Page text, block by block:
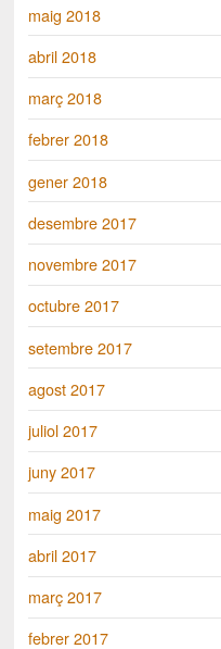
maig 2018
abril 2018
març 2018
febrer 2018
gener 2018
desembre 2017
novembre 2017
octubre 2017
setembre 2017
agost 2017
juliol 2017
juny 2017
maig 2017
abril 2017
març 2017
febrer 2017